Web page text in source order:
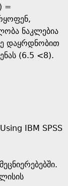
=
ნაკლებია
დაყრდნობით
(6.5 <8).
IBM SPSS